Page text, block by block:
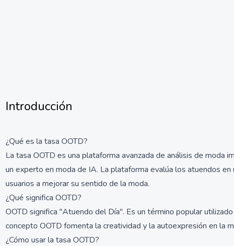
Introducción
¿Qué es la tasa OOTD?
La tasa OOTD es una plataforma avanzada de análisis de
un experto en moda de IA. La plataforma evalúa los atuendos
usuarios a mejorar su sentido de la moda.
¿Qué significa OOTD?
OOTD significa "Atuendo del Día". Es un término popular
concepto OOTD fomenta la creatividad y la autoexpresión en la
¿Cómo usar la tasa OOTD?